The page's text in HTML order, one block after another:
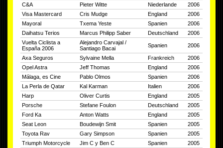
C&A Pieter Witte Niederlande
2006
Visa Mastercard
Cris Mudge England
2006
Mayoral
Txema Yeste Spanien
2006
Daihatsu Terios
Marcus Philipp Saber Deutschland
2006
Vuelta Ciclista a
España 2006
Alejandro Carvajal /
Santiago Bacai
Spanien 2006
Axa Seguros Sylvaine Mella Frankreich
2006
Opel Astra
Jeff Thomas England
2006
Málaga, es Cine
Pablo Olmos Spanien
2006
La Perla de Qatar
Kal Karman Italien
2006
Harp
Oliver Curtis England
2005
Porsche
Stefane Foulon Deutschland
2005
Ford Ka
Anton Watts England
2005
Seat Leon
Boudewijn Smit Spanien
2005
Toyota Rav
Gary Simpson Spanien
2005
Triumph Motorcycle
Jim C y Ben C Spanien 2005